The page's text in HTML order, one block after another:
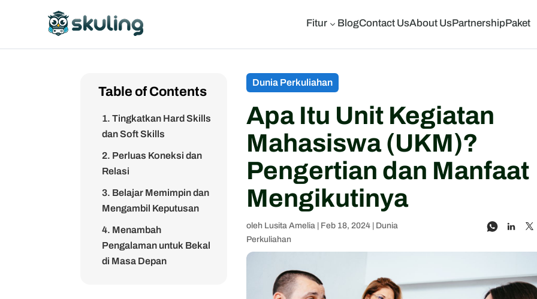
Fitur3 BlogContact UsAbout UsPartnershipPaket
Table of Contents
1. Tingkatkan Hard Skills
dan Soft Skills
2. Perluas Koneksi dan
Relasi
3. Belajar Memimpin dan
Mengambil Keputusan
4. Menambah
Pengalaman untuk Bekal
di Masa Depan
Dunia Perkuliahan
Apa Itu Unit Kegiatan
Mahasiswa (UKM)?
Pengertian dan Manfaat
Mengikutinya
oleh Lusita Amelia Feb 18, 2024
Dunia
Perkuliahan